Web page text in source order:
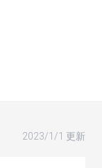
2023/1/1 更新